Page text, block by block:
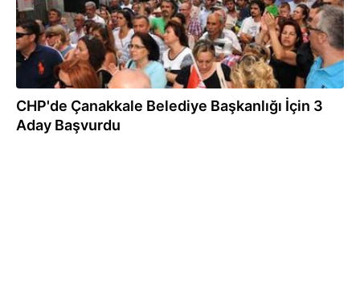
CHP'de Çanakkale Belediye Başkanlığı İçin 3
Aday Başvurdu